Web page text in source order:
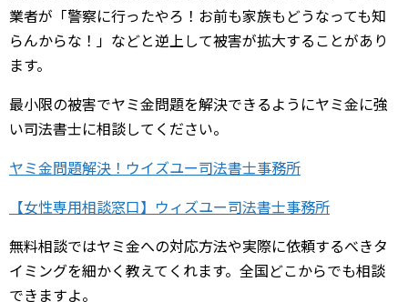
業者が「警察に行ったやろ！お前も家族もどうなっても知
らんからな！」などと逆上して被害が拡大することがあり
ます。
最小限の被害でヤミ金問題を解決できるようにヤミ金に強
い司法書士に相談してください。
ヤミ金問題解決！ウイズユー司法書士事務所
【女性専用相談窓口】ウィズユー司法書士事務所
無料相談ではヤミ金への対応方法や実際に依頼するべきタ
イミングを細かく教えてくれます。全国どこからでも相談
できますよ。